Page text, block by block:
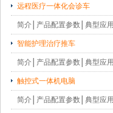
远程医疗一体化会诊车
简介 产品配置参数 典型应用
智能护理治疗推车
简介 产品配置参数 典型应用
触控式一体机电脑
简介 产品配置参数 典型应用